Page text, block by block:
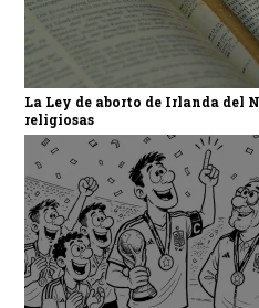
La Ley de aborto de Irlanda del
religiosas